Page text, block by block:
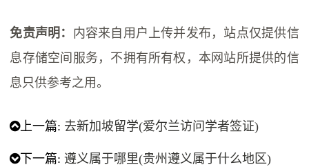
免责声明： 内容来自用户上传并发布，站点仅提供信
息存储空间服务，不拥有所有权，本网站所提供的信
息只供参考之用。
上一篇: 去新加坡留学(爱尔兰访问学者签证)
下一篇:遵义属于哪里(贵州遵义属于什么地区)